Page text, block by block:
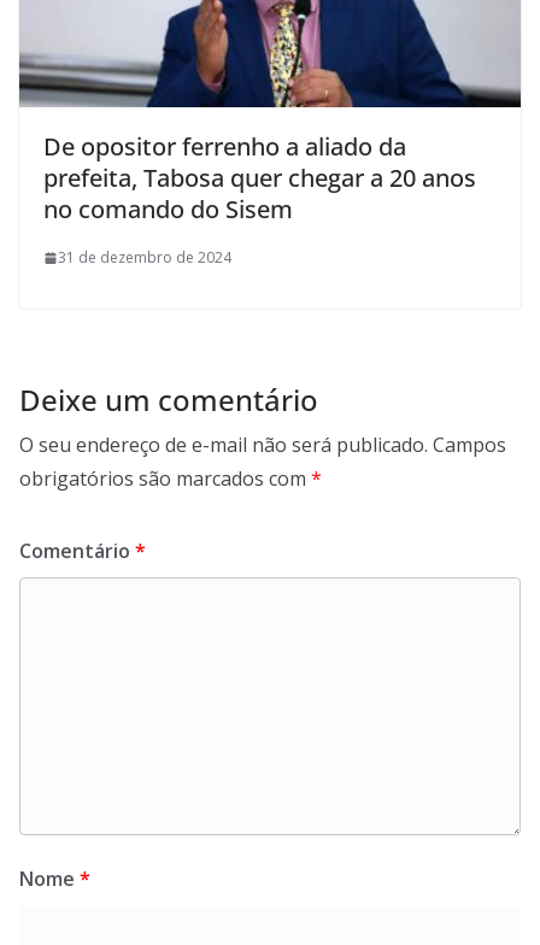
De opositor ferrenho a aliado da
prefeita, Tabosa quer chegar a 20 anos
no comando do Sisem
31 de dezembro de 2024
Deixe um comentário
O seu endereço de e-mail não será publicado. Campos
obrigatórios são marcados com *
Comentário *
Nome *